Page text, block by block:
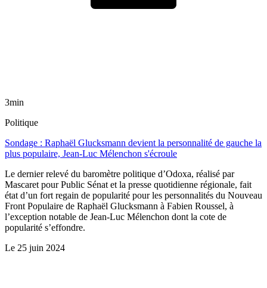
3min
Politique
Sondage : Raphaël Glucksmann devient la personnalité de gauche la
plus populaire, Jean-Luc Mélenchon s'écroule
Le dernier relevé du baromètre politique d’Odoxa, réalisé par
Mascaret pour Public Sénat et la presse quotidienne régionale, fait
état d’un fort regain de popularité pour les personnalités du Nouveau
Front Populaire de Raphaël Glucksmann à Fabien Roussel, à
l’exception notable de Jean-Luc Mélenchon dont la cote de
popularité s’effondre.
Le 25 juin 2024